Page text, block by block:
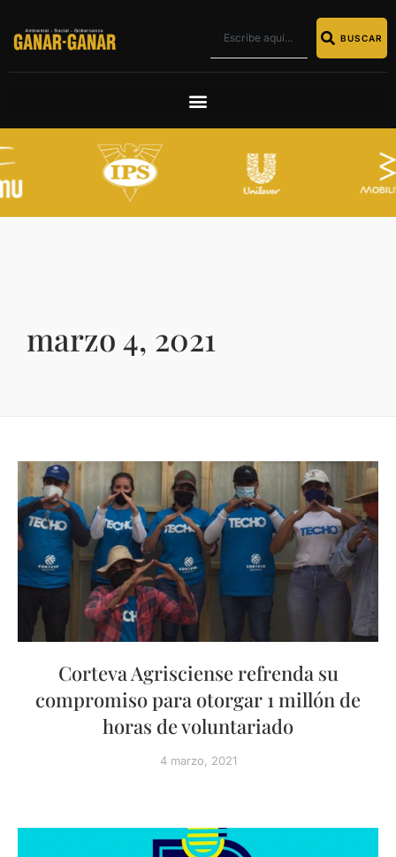
BUSCAR
marzo 4, 2021
Corteva Agrisciense refrenda su
compromiso para otorgar 1 millón de
horas de voluntariado
4 marzo, 2021